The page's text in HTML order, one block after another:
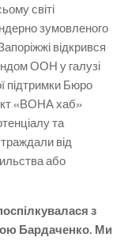
світі
зумовленого
відкрився
ООН у галузі
підтримки Бюро
«ВОНА хаб»
та
від
або
з
Бардаченко. Ми